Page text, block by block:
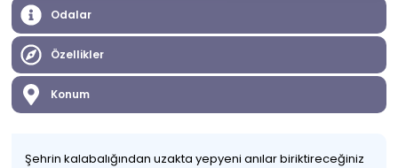
Odalar
Özellikler
Konum
Şehrin kalabalığından uzakta yepyeni anılar biriktireceğiniz